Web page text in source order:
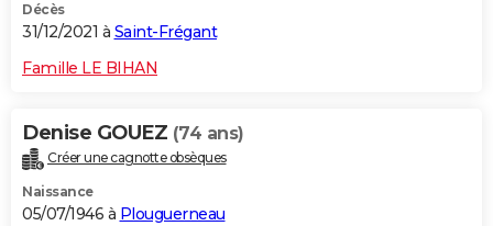
Décès
31/12/2021 à Saint-Frégant
Famille LE BIHAN
Denise GOUEZ (74 ans)
Créer une cagnotte obsèques
Naissance
05/07/1946 à Plouguerneau